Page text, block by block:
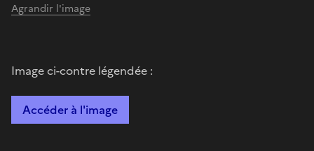
Agrandir l'image
Image ci-contre légendée :
Accéder à l'image